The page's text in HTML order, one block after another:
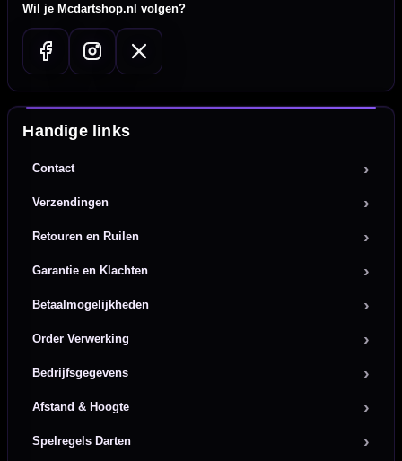
Wil je Mcdartshop.nl volgen?
Handige links
Contact
Verzendingen
Retouren en Ruilen
Garantie en Klachten
Betaalmogelijkheden
Order Verwerking
Bedrijfsgegevens
Afstand & Hoogte
Spelregels Darten